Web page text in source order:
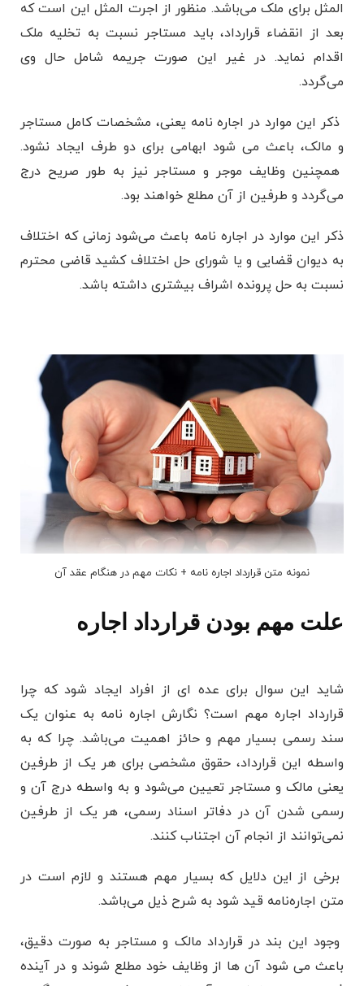
المثل برای ملک می‌باشد. منظور از اجرت المثل این است که
بعد از انقضاء قرارداد، باید مستاجر نسبت به تخلیه ملک
اقدام نماید. در غیر این صورت جریمه شامل حال وی
می‌گردد.
ذکر این موارد در اجاره نامه یعنی، مشخصات کامل مستاجر
و مالک، باعث می شود ابهامی برای دو طرف ایجاد نشود.
همچنین وظایف موجر و مستاجر نیز به طور صریح درج
می‌گردد و طرفین از آن مطلع خواهند بود.
ذکر این موارد در اجاره نامه باعث می‌شود زمانی که اختلاف
به دیوان قضایی و یا شورای حل اختلاف کشید قاضی محترم
نسبت به حل پرونده اشراف بیشتری داشته باشد.
نمونه متن قرارداد اجاره نامه + نکات مهم در هنگام عقد آن
علت مهم بودن قرارداد اجاره
شاید این سوال برای عده ای از افراد ایجاد شود که چرا
قرارداد اجاره مهم است؟ نگارش اجاره نامه به عنوان یک
سند رسمی بسیار مهم و حائز اهمیت می‌باشد. چرا که به
واسطه این قرارداد، حقوق مشخصی برای هر یک از طرفین
یعنی مالک و مستاجر تعیین می‌شود و به واسطه درج آن و
رسمی شدن آن در دفاتر اسناد رسمی، هر یک از طرفین
نمی‌توانند از انجام آن اجتناب کنند.
برخی از این دلایل که بسیار مهم هستند و لازم است در
متن اجاره‌نامه قید شود به شرح ذیل می‌باشد.
وجود این بند در قرارداد مالک و مستاجر به صورت دقیق،
باعث می شود آن ها از وظایف خود مطلع ‌شوند و در آینده